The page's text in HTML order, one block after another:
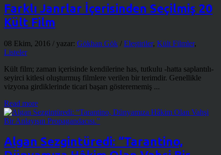
Farklı Janrlar İçerisinden Seçilmiş 20
Kült Film
08 Ekim, 2016 / yazar: Gökhan Gök / Eleştiriler, Kült Filmler,
Listeler
Kült film; zaman içerisinde kendilerine has, tutkulu -hatta saplantılı-
seyirci kitlesi oluşturmuş filmlere verilen bir terimdir. Genellikle
vizyona girdiklerinde ticari başarı gösterememiş ...
Read more
Algan Sezgintüredi: “Tarantino,